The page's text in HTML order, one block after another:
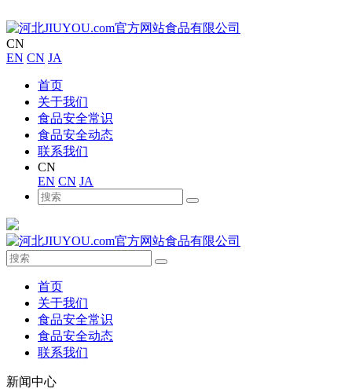
CN
EN CN JA
首页
关于我们
食品安全常识
食品安全动态
联系我们
CN
EN CN JA
首页
关于我们
食品安全常识
食品安全动态
联系我们
新闻中心